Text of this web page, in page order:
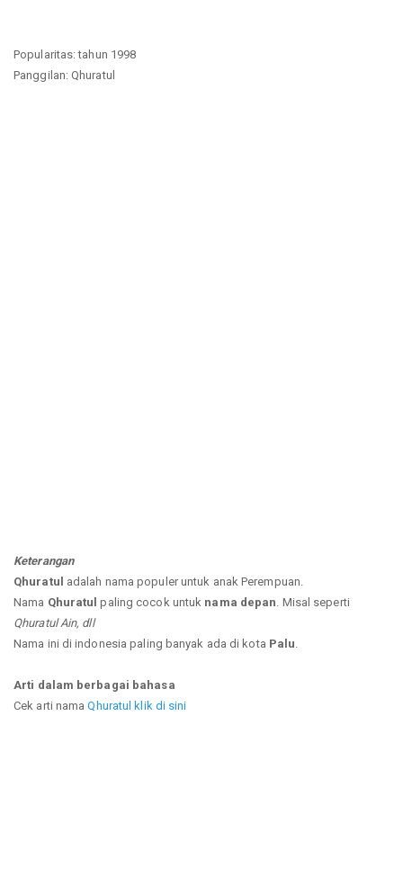
Popularitas: tahun 1998
Panggilan: Qhuratul
Keterangan
Qhuratul adalah nama populer untuk anak Perempuan.
Nama Qhuratul paling cocok untuk nama depan . Misal seperti
Qhuratul Ain, dll
Nama ini di indonesia paling banyak ada di kota Palu
Arti dalam berbagai bahasa
Cek arti namaQhuratul klik di sini